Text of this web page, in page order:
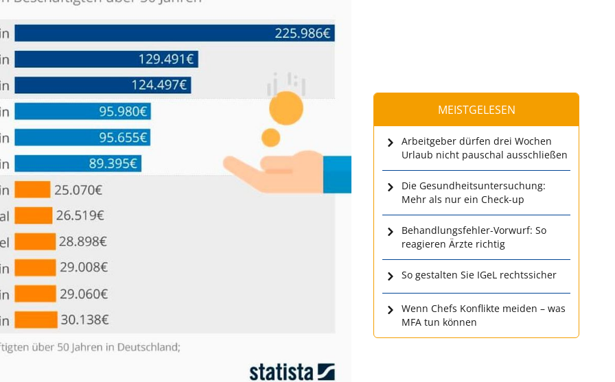
MEISTGELESEN
Arbeitgeber dürfen drei Wochen
Urlaub nicht pauschal ausschließen
Die Gesundheitsuntersuchung:
Mehr als nur ein Check-up
Behandlungsfehler-Vorwurf: So
reagieren Ärzte richtig
So gestalten Sie IGeL rechtssicher
Wenn Chefs Konflikte meiden – was
MFA tun können